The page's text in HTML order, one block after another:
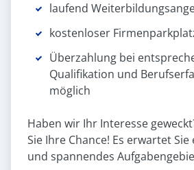
laufend
kostenloser
Überzahlung bei
Qualifikation und
möglich
Haben wir Ihr Interesse
Sie Ihre Chance! Es erwartet
und spannendes